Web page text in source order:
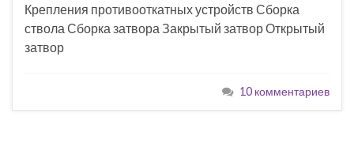
Крепления противооткатных устройств Сборка
ствола Сборка затвора Закрытый затвор Открытый
затвор
10 комментариев